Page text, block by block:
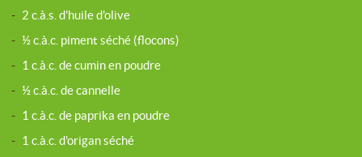
- 2 c.à.s. d'huile d'olive
- ½ c.à.c. piment séché (flocons)
- 1 c.à.c. de cumin en poudre
- ½ c.à.c. de cannelle
- 1 c.à.c. de paprika en poudre
- 1 c.à.c. d'origan séché